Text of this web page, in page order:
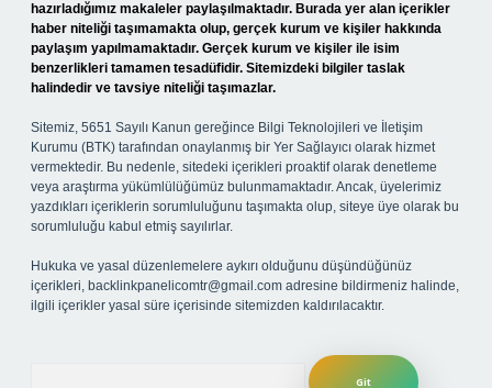
hazırladığımız makaleler paylaşılmaktadır. Burada yer alan içerikler
haber niteliği taşımamakta olup, gerçek kurum ve kişiler hakkında
paylaşım yapılmamaktadır. Gerçek kurum ve kişiler ile isim
benzerlikleri tamamen tesadüfidir. Sitemizdeki bilgiler taslak
halindedir ve tavsiye niteliği taşımazlar.
Sitemiz, 5651 Sayılı Kanun gereğince Bilgi Teknolojileri ve İletişim
Kurumu (BTK) tarafından onaylanmış bir Yer Sağlayıcı olarak hizmet
vermektedir. Bu nedenle, sitedeki içerikleri proaktif olarak denetleme
veya araştırma yükümlülüğümüz bulunmamaktadır. Ancak, üyelerimiz
yazdıkları içeriklerin sorumluluğunu taşımakta olup, siteye üye olarak bu
sorumluluğu kabul etmiş sayılırlar.
Hukuka ve yasal düzenlemelere aykırı olduğunu düşündüğünüz
içerikleri, backlinkpanelicomtr@gmail.com adresine bildirmeniz halinde,
ilgili içerikler yasal süre içerisinde sitemizden kaldırılacaktır.